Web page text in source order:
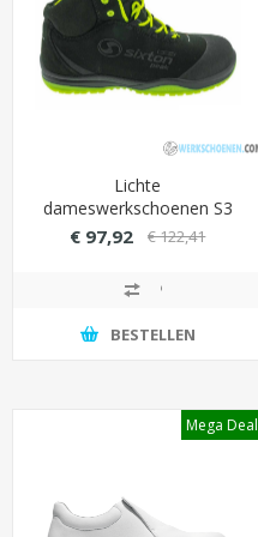
Lichte
dameswerkschoenen S3
Sixton Cuban Alu-SXT 2.0
€ 97,92 € 122,41
BESTELLEN
Mega Deal